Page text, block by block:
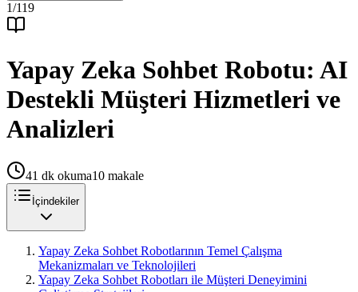
1/119
Yapay Zeka Sohbet Robotu: AI
Destekli Müşteri Hizmetleri ve
Analizleri
41 dk okuma10 makale
İçindekiler
Yapay Zeka Sohbet Robotlarının Temel Çalışma
Mekanizmaları ve Teknolojileri
Yapay Zeka Sohbet Robotları ile Müşteri Deneyimini